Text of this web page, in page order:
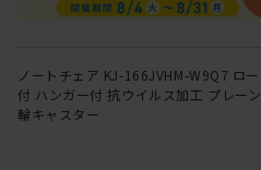
ノートチェア KJ-166JVHM-W9Q7 ロ
付 ハンガー付 抗ウイルス加工 プレー
輪キャスター